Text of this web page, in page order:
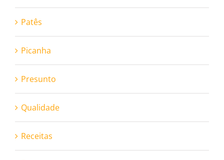
Patês
Picanha
Presunto
Qualidade
Receitas